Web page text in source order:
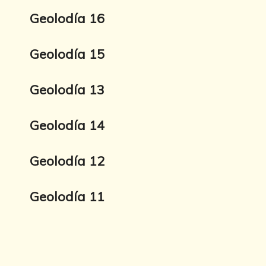
Geolodía 16
Geolodía 15
Geolodía 13
Geolodía 14
Geolodía 12
Geolodía 11